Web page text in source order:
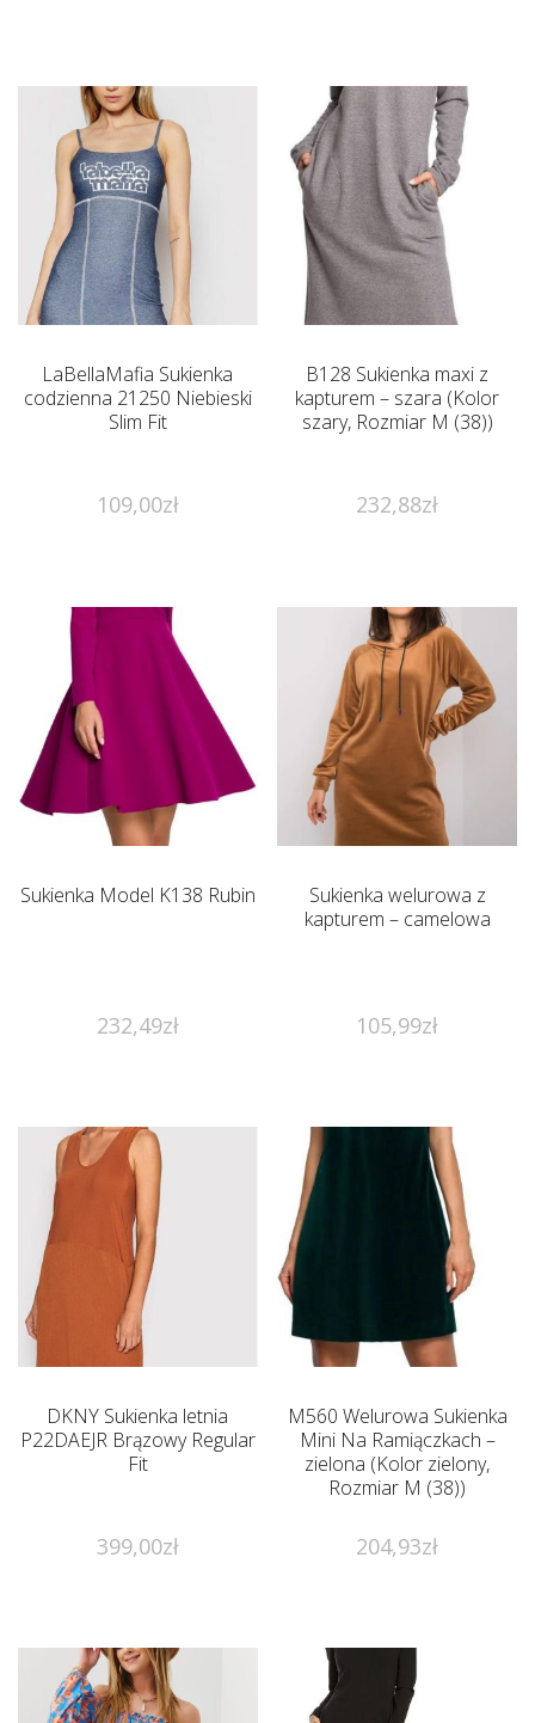
LaBellaMafia Sukienka
codzienna 21250 Niebieski
Slim Fit
109,00zł
B128 Sukienka maxi z
kapturem – szara (Kolor
szary, Rozmiar M (38))
232,88zł
Sukienka Model K138 Rubin
232,49zł
Sukienka welurowa z
kapturem – camelowa
105,99zł
DKNY Sukienka letnia
P22DAEJR Brązowy Regular
Fit
399,00zł
M560 Welurowa Sukienka
Mini Na Ramiączkach –
zielona (Kolor zielony,
Rozmiar M (38))
204,93zł